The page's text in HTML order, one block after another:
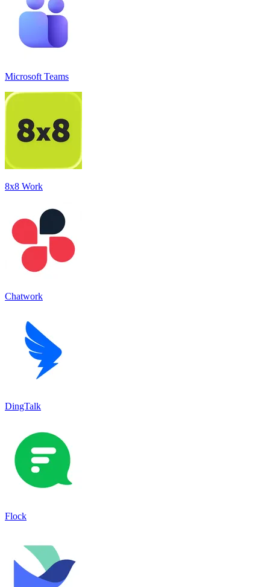
Microsoft Teams
8x8 Work
Chatwork
DingTalk
Flock